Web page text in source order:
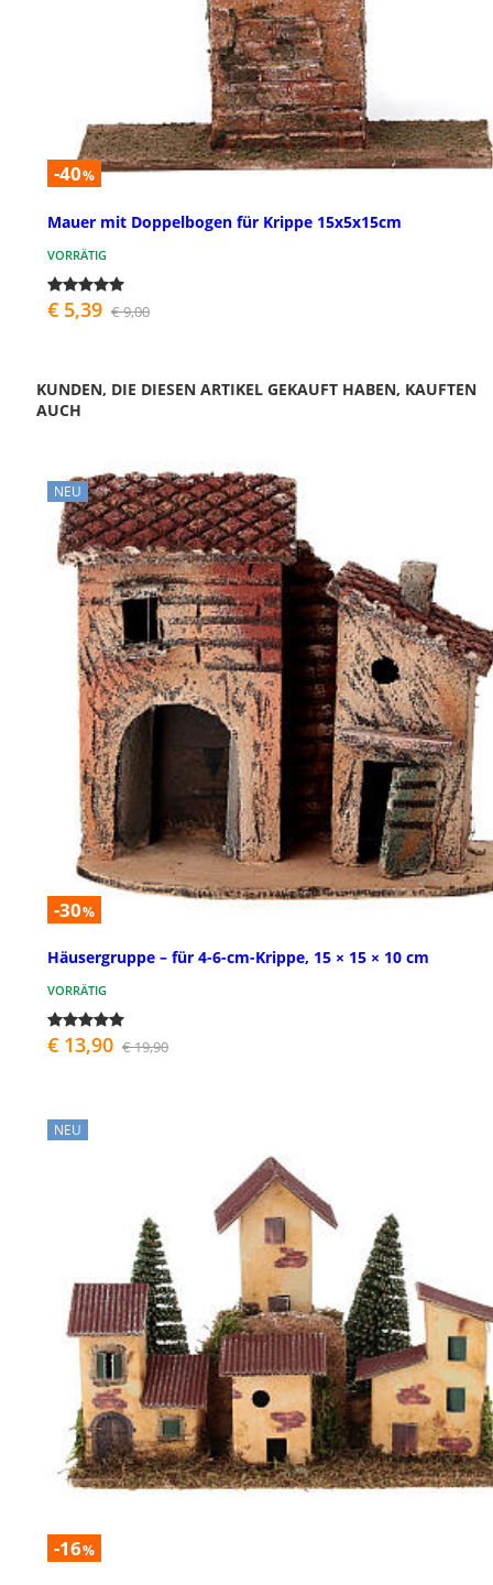
-40%
Mauer mit Doppelbogen für Krippe 15x5x15cm
VORRÄTIG
€ 5,39 € 9,00
KUNDEN, DIE DIESEN ARTIKEL GEKAUFT HABEN, KAUFTEN
AUCH
NEU
-30%
Häusergruppe – für 4-6-cm-Krippe, 15 × 15 × 10 cm
VORRÄTIG
€ 13,90 € 19,90
NEU
-16%